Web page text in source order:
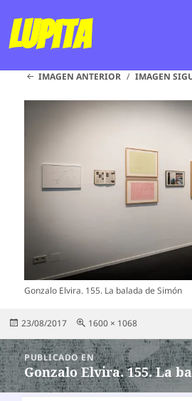
Lupita
IMAGEN ANTERIOR IMAGEN
Gonzalo Elvira. 155. La balada de Simón
Publicado
23/08/2017
Tamaño
1600 × 1068
Navegación
de
entradas
PUBLICADO EN
Gonzalo Elvira. 155. La